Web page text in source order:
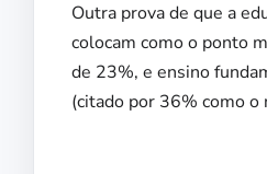
Outra prova de que a
colocam como o ponto
de 23%, e ensino
(citado por 36% como